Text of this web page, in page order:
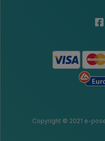
Copyright © 2021 e-